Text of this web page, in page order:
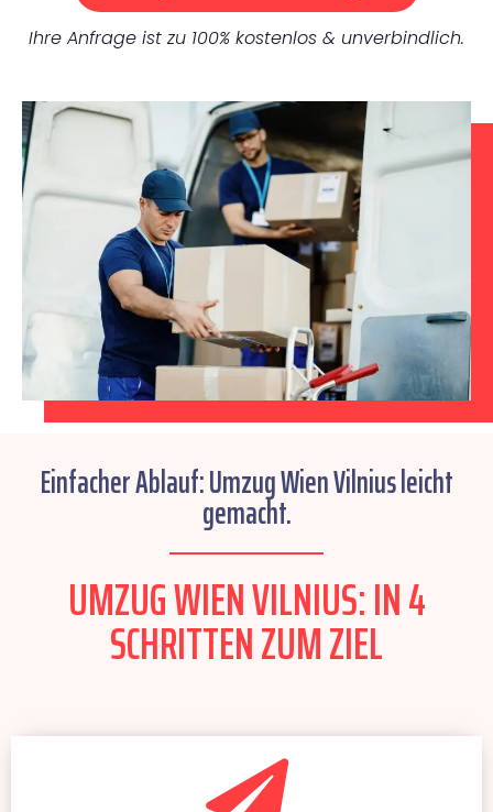
Ihre Anfrage ist zu 100% kostenlos & unverbindlich.
Einfacher Ablauf: Umzug Wien Vilnius leicht
gemacht.
UMZUG WIEN VILNIUS: IN 4
SCHRITTEN ZUM ZIEL